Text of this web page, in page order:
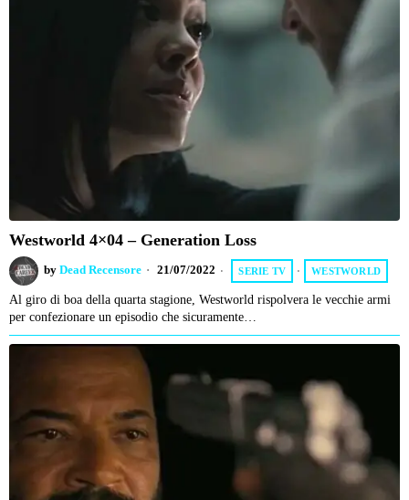
Westworld 4×04 – Generation Loss
by Dead Recensore 21/07/2022 SERIE TV · WESTWORLD
Al giro di boa della quarta stagione, Westworld rispolvera le vecchie armi
per confezionare un episodio che sicuramente…